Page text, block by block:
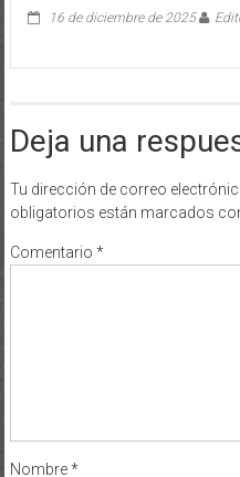
16 de diciembre de 2025
Deja una
Tu dirección de correo
obligatorios están marcados
Comentario *
Nombre*